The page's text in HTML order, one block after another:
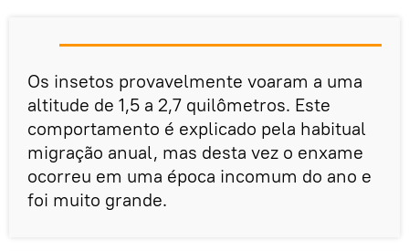
Os insetos provavelmente voaram a uma
altitude de 1,5 a 2,7 quilômetros. Este
comportamento é explicado pela habitual
migração anual, mas desta vez o enxame
ocorreu em uma época incomum do ano e
foi muito grande.